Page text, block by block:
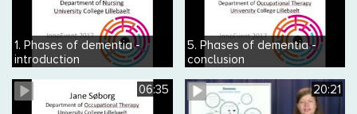
1. Phases of dementia -
introduction
5. Phases of dementia -
conclusion
06:35 20:21